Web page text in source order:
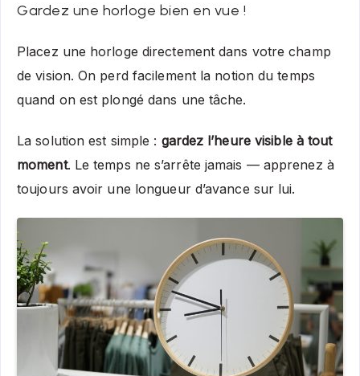
Gardez une horloge bien en vue !
Placez une horloge directement dans votre champ
de vision. On perd facilement la notion du temps
quand on est plongé dans une tâche.
La solution est simple : gardez l’heure visible à tout
moment. Le temps ne s’arrête jamais — apprenez à
toujours avoir une longueur d’avance sur lui.